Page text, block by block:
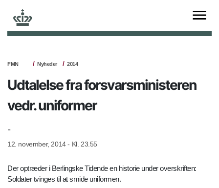
FMN Nyheder 2014
Udtalelse fra forsvarsministeren
vedr. uniformer
-
12. november, 2014 - Kl. 23.55
Der optræder i Berlingske Tidende en historie under overskriften:
Soldater tvinges til at smide uniformen.